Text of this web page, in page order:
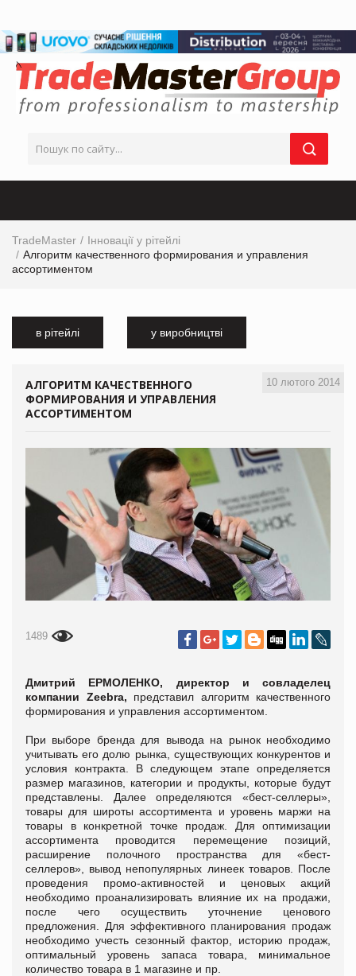
TradeMaster
Інновації у рітейлі
Алгоритм качественного формирования и управления
ассортиментом
в рітейлі у виробництві
10 лютого 2014
АЛГОРИТМ КАЧЕСТВЕННОГО
ФОРМИРОВАНИЯ И УПРАВЛЕНИЯ
АССОРТИМЕНТОМ
1489
Дмитрий ЕРМОЛЕНКО, директор и совладелец
компании Zeebra, представил алгоритм качественного
формирования и управления ассортиментом.
При выборе бренда для вывода на рынок необходимо
учитывать его долю рынка, существующих конкурентов и
условия контракта. В следующем этапе определяется
размер магазинов, категории и продукты, которые будут
представлены. Далее определяются «бест-селлеры»,
товары для широты ассортимента и уровень маржи на
товары в конкретной точке продаж. Для оптимизации
ассортимента проводится перемещение позиций,
расширение полочного пространства для «бест-
селлеров», вывод непопулярных линеек товаров. После
проведения промо-активностей и ценовых акций
необходимо проанализировать влияние их на продажи,
после чего осуществить уточнение ценового
предложения. Для эффективного планирования продаж
необходимо учесть сезонный фактор, историю продаж,
оптимальный уровень запаса товара, минимальное
количество товара в 1 магазине и пр.